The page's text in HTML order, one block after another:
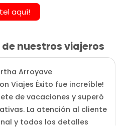
aquí!
de nuestros viajeros
Arroyave
Viajes Éxito fue increíble!
de vacaciones y superó
La atención al cliente
y todos los detalles